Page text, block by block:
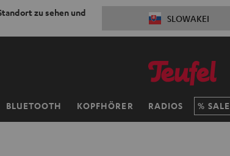
zu sehen und
SLOWAKEI
BLUETOOTH KOPFHÖRER RADIOS SALE